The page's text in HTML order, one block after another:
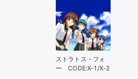
ストラトス・フォ
ー CODE:X-1/X-2